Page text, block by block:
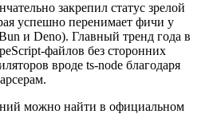
закрепил статус зрелой
успешно перенимает фичи у
и Deno). Главный тренд года в
файлов без сторонних
вроде ts-node благодаря
можно найти в официальном